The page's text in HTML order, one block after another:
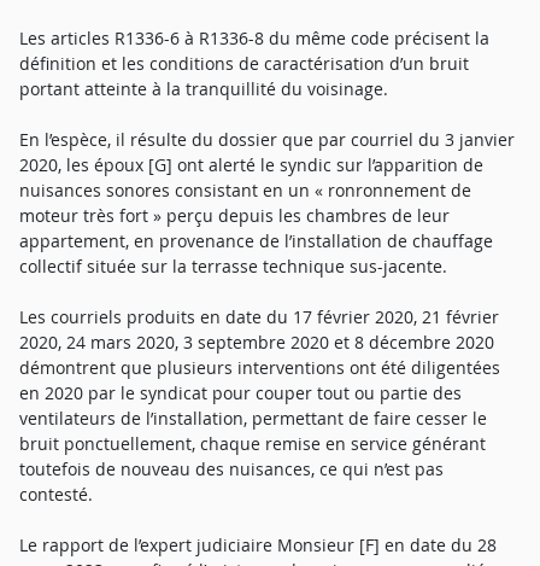
Les articles R1336-6 à R1336-8 du même code précisent la
définition et les conditions de caractérisation d’un bruit
portant atteinte à la tranquillité du voisinage.
En l’espèce, il résulte du dossier que par courriel du 3 janvier
2020, les époux [G] ont alerté le syndic sur l’apparition de
nuisances sonores consistant en un « ronronnement de
moteur très fort » perçu depuis les chambres de leur
appartement, en provenance de l’installation de chauffage
collectif située sur la terrasse technique sus-jacente.
Les courriels produits en date du 17 février 2020, 21 février
2020, 24 mars 2020, 3 septembre 2020 et 8 décembre 2020
démontrent que plusieurs interventions ont été diligentées
en 2020 par le syndicat pour couper tout ou partie des
ventilateurs de l’installation, permettant de faire cesser le
bruit ponctuellement, chaque remise en service générant
toutefois de nouveau des nuisances, ce qui n’est pas
contesté.
Le rapport de l’expert judiciaire Monsieur [F] en date du 28